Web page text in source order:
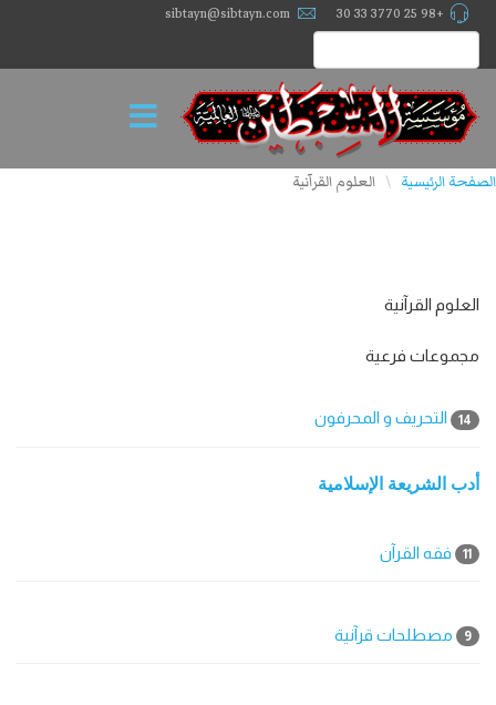
+98 25 3770 33 30
sibtayn@sibtayn.com
الصفحة الرئيسية \ العلوم القرآنية
العلوم القرآنية
مجموعات فرعية
14 التحريف و المحرفون
أدب الشريعة الإسلامية
11 فقه القرآن
9 مصطلحات قرآنية